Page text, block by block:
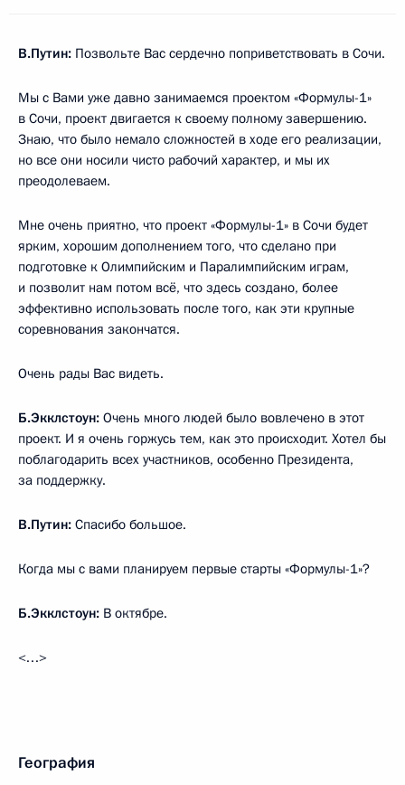
В.Путин: Позвольте Вас сердечно поприветствовать в Сочи.
Мы с Вами уже давно занимаемся проектом «Формулы-1»
в Сочи, проект двигается к своему полному завершению.
Знаю, что было немало сложностей в ходе его реализации,
но все они носили чисто рабочий характер, и мы их
преодолеваем.
Мне очень приятно, что проект «Формулы-1» в Сочи будет
ярким, хорошим дополнением того, что сделано при
подготовке к Олимпийским и Паралимпийским играм,
и позволит нам потом всё, что здесь создано, более
эффективно использовать после того, как эти крупные
соревнования закончатся.
Очень рады Вас видеть.
Б.Экклстоун: Очень много людей было вовлечено в этот
проект. И я очень горжусь тем, как это происходит. Хотел бы
поблагодарить всех участников, особенно Президента,
за поддержку.
В.Путин: Спасибо большое.
Когда мы с вами планируем первые старты «Формулы-1»?
Б.Экклстоун: В октябре.
<…>
География